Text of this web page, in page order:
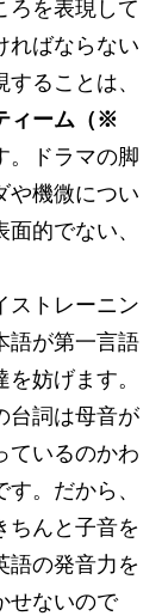
ろを表現して
ればならない
ることは、
ィーム（※
。ドラマの脚
や機微につい
的でない、
ストレーニン
語が第一言語
妨げます。
台詞は母音が
ているのかわ
。だから、
ちんと子音を
語の発音力を
せないので